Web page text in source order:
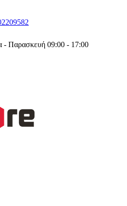
- Παρασκευή 09:00 - 17:00